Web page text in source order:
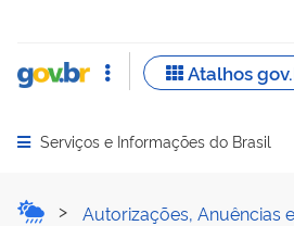
Abrir menu principal de
Serviços e Informações do Brasil
ObterAutorizações, Anuências